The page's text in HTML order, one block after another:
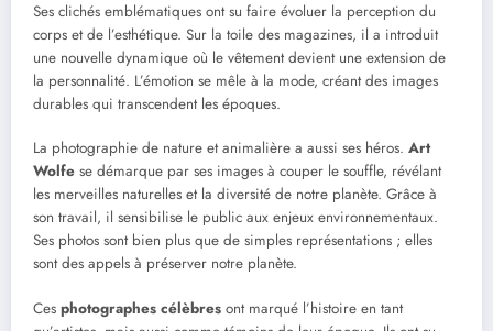
Ses clichés emblématiques ont su faire évoluer la perception du
corps et de l’esthétique. Sur la toile des magazines, il a introduit
une nouvelle dynamique où le vêtement devient une extension de
la personnalité. L’émotion se mêle à la mode, créant des images
durables qui transcendent les époques.
La photographie de nature et animalière a aussi ses héros. Art
Wolfe se démarque par ses images à couper le souffle, révélant
les merveilles naturelles et la diversité de notre planète. Grâce à
son travail, il sensibilise le public aux enjeux environnementaux.
Ses photos sont bien plus que de simples représentations ; elles
sont des appels à préserver notre planète.
Ces photographes célèbres ont marqué l’histoire en tant